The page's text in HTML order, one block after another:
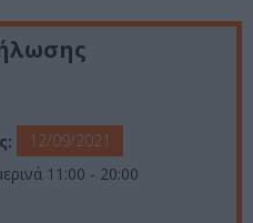
12/09/2021
11:00 - 20:00